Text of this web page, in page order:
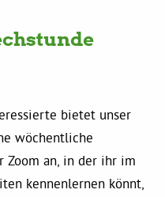
bietet unser
wöchentliche
Zoom an, in der ihr im
kennenlernen könnt,